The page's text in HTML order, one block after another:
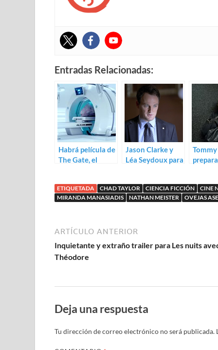
Entradas Relacionadas:
Habrá película de
The Gate, el
Jason Clarke y
Léa Seydoux para
ETIQUETADA CHAD TAYLOR CIENCIA FICCIÓN
CINE
MIRANDA MANASIADIS
NATHAN MEISTER OVEJAS
ARTÍCULO ANTERIOR
Inquietante y extraño trailer para Les nuits
Théodore
Deja una respuesta
Tu dirección de correo electrónico no será publicada.